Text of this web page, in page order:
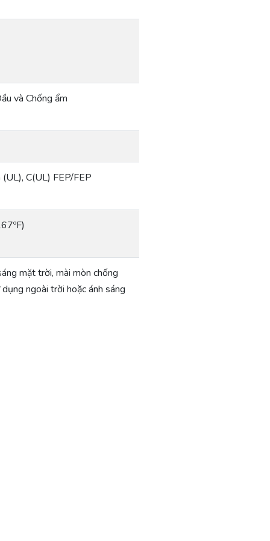
và Chống ẩm
C(UL) FEP/FEP
mặt trời, mài mòn chống
ngoài trời hoặc ánh sáng